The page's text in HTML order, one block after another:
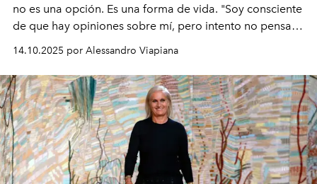
no es una opción. Es una forma de vida. "Soy consciente
de que hay opiniones sobre mí, pero intento no pensar
demasiado en cómo me perciben. Creo que es una
pérdida de tiempo", afirma.
14.10.2025 por Alessandro Viapiana